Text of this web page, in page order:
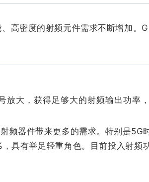
高密度的射频元件需求不断增加。
大，获得足够大的射频输出功率
频器件带来更多的需求。特别是5G
具有举足轻重角色。目前投入射频